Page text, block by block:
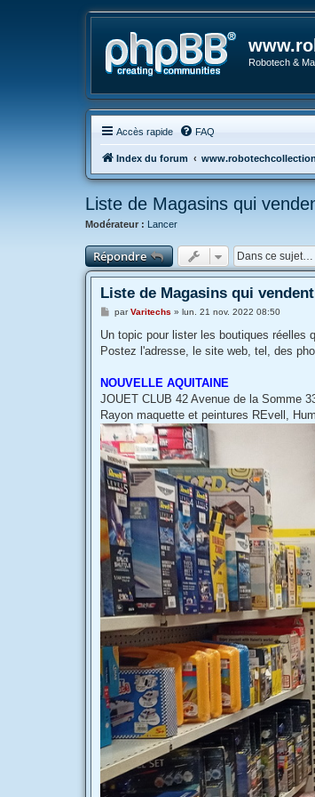
Robotech &
Accès rapide FAQ
Index du forum
Liste de Magasins qui
Modérateur : Lancer
Répondre
Liste de Magasins qui
M
s
a
parVaritechs » lun. 21 nov. 2022 08:50
Un topic pour lister les boutiques réelles
Postez l'adresse, le site web, tel, des
NOUVELLE AQUITAINE
JOUET CLUB 42 Avenue de la Somme
Rayon maquette et peintures REvell,